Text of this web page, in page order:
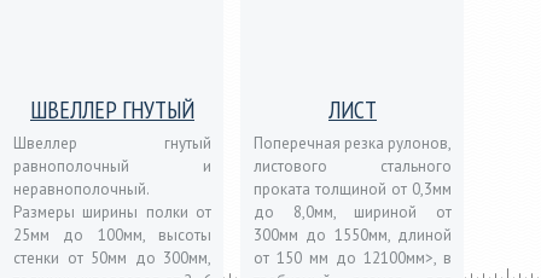
ШВЕЛЛЕР ГНУТЫЙ
Швеллер гнутый
равнополочный и
неравнополочный.
Размеры ширины полки от
25мм до 100мм, высоты
стенки от 50мм до 300мм,
ЛИСТ
Поперечная резка рулонов,
листового стального
проката толщиной от 0,3мм
до 8,0мм, шириной от
300мм до 1550мм, длиной
от 150 мм до 12100мм>, в